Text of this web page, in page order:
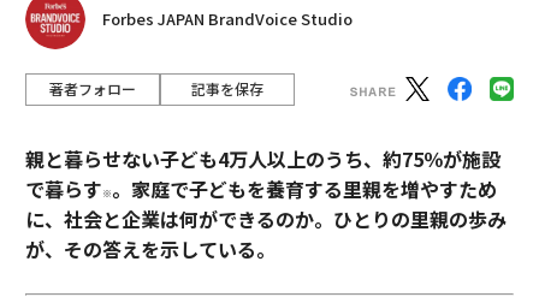
Forbes JAPAN BrandVoice Studio
著者フォロー 記事を保存
親と暮らせない子ども4万人以上のうち、約75％が施設
で暮らす※。家庭で子どもを養育する里親を増やすため
に、社会と企業は何ができるのか。ひとりの里親の歩み
が、その答えを示している。